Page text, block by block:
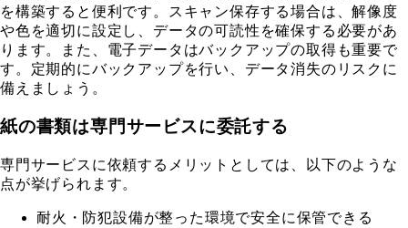
を構築すると便利です。スキャン保存する場合は、解像度
や色を適切に設定し、データの可読性を確保する必要があ
ります。また、電子データはバックアップの取得も重要で
す。定期的にバックアップを行い、データ消失のリスクに
備えましょう。
紙の書類は専門サービスに委託する
専門サービスに依頼するメリットとしては、以下のような
点が挙げられます。
耐火・防犯設備が整った環境で安全に保管できる